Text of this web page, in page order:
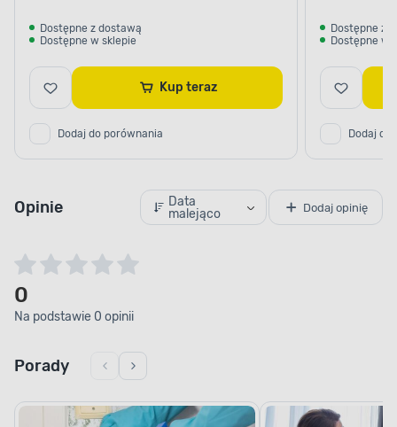
Dostępne z dostawą
Dostępne w sklepie
Kup teraz
Dodaj do porównania
Dostępne z
Dostępne w
Dodaj do
Opinie
Data
malejąco
Dodaj opinię
0
Na podstawie 0 opinii
Porady